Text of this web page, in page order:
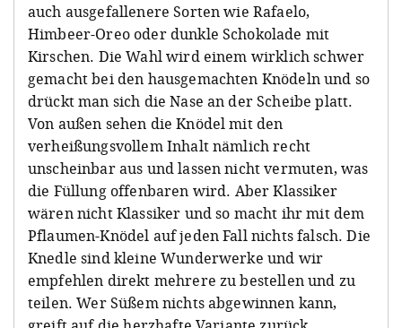
auch ausgefallenere Sorten wie Rafaelo,
Himbeer-Oreo oder dunkle Schokolade mit
Kirschen. Die Wahl wird einem wirklich schwer
gemacht bei den hausgemachten Knödeln und so
drückt man sich die Nase an der Scheibe platt.
Von außen sehen die Knödel mit den
verheißungsvollem Inhalt nämlich recht
unscheinbar aus und lassen nicht vermuten, was
die Füllung offenbaren wird. Aber Klassiker
wären nicht Klassiker und so macht ihr mit dem
Pflaumen-Knödel auf jeden Fall nichts falsch. Die
Knedle sind kleine Wunderwerke und wir
empfehlen direkt mehrere zu bestellen und zu
teilen. Wer Süßem nichts abgewinnen kann,